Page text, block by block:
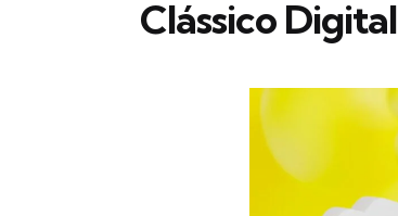
Clássico Digital